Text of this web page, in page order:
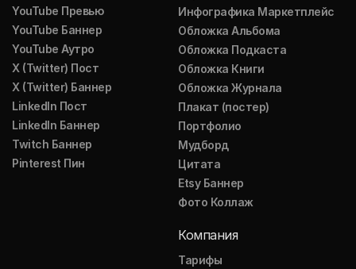
YouTube Превью
YouTube Баннер
YouTube Аутро
X (Twitter) Пост
X (Twitter) Баннер
LinkedIn Пост
LinkedIn Баннер
Twitch Баннер
Pinterest Пин
Инфографика Маркетплейс
Обложка Альбома
Обложка Подкаста
Обложка Книги
Обложка Журнала
Плакат (постер)
Портфолио
Мудборд
Цитата
Etsy Баннер
Фото Коллаж
Компания
Тарифы